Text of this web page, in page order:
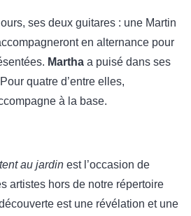
ses deux guitares : une Martin
en alternance pour
Martha a puisé dans ses
quatre d’entre elles,
à la base.
au jardin est l’occasion de
artistes hors de notre répertoire
est une révélation et une